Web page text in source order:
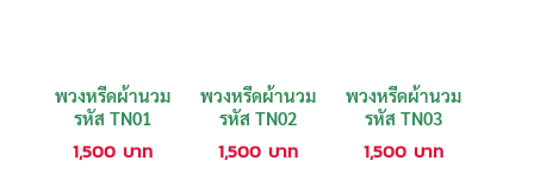
พวงหรีดผ้านวม
รหัส TN01
1,500 บาท
พวงหรีดผ้านวม
รหัส TN02
1,500 บาท
พวงหรีดผ้านวม
รหัส TN03
1,500 บาท